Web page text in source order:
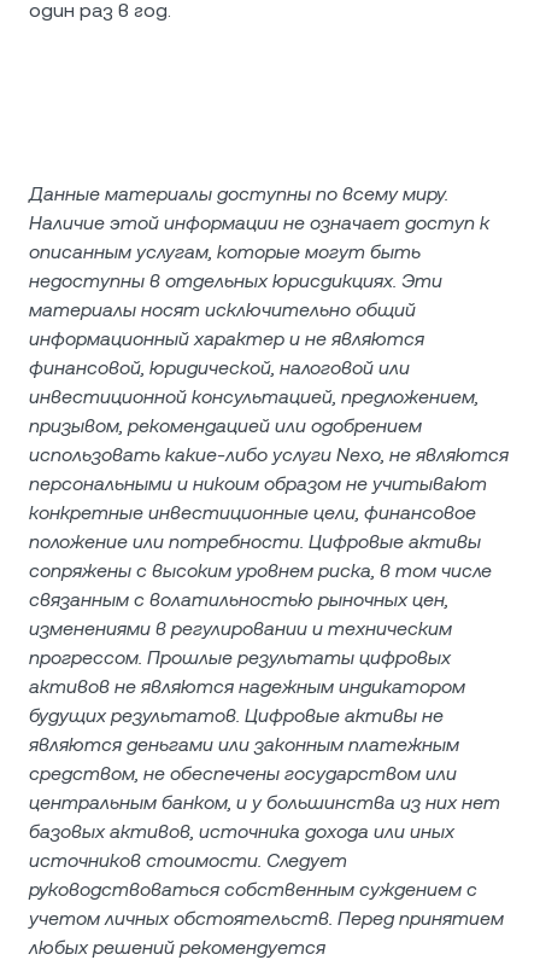
один раз в год.
Данные материалы доступны по всему миру.
Наличие этой информации не означает доступ к
описанным услугам, которые могут быть
недоступны в отдельных юрисдикциях. Эти
материалы носят исключительно общий
информационный характер и не являются
финансовой, юридической, налоговой или
инвестиционной консультацией, предложением,
призывом, рекомендацией или одобрением
использовать какие‑либо услуги Nexo, не являются
персональными и никоим образом не учитывают
конкретные инвестиционные цели, финансовое
положение или потребности. Цифровые активы
сопряжены с высоким уровнем риска, в том числе
связанным с волатильностью рыночных цен,
изменениями в регулировании и техническим
прогрессом. Прошлые результаты цифровых
активов не являются надежным индикатором
будущих результатов. Цифровые активы не
являются деньгами или законным платежным
средством, не обеспечены государством или
центральным банком, и у большинства из них нет
базовых активов, источника дохода или иных
источников стоимости. Следует
руководствоваться собственным суждением с
учетом личных обстоятельств. Перед принятием
любых решений рекомендуется